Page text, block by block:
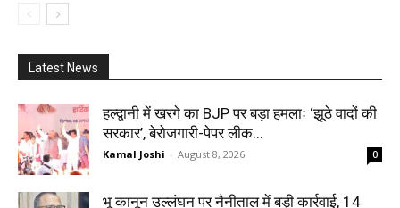
Latest News
हल्द्वानी में खरगे का BJP पर बड़ा हमलाः ‘झूठे वादों की
सरकार’, बेरोजगारी-पेपर लीक...
Kamal Joshi - August 8, 2026 0
भू कानून उल्लंघन पर नैनीताल में बड़ी कार्रवाई, 14